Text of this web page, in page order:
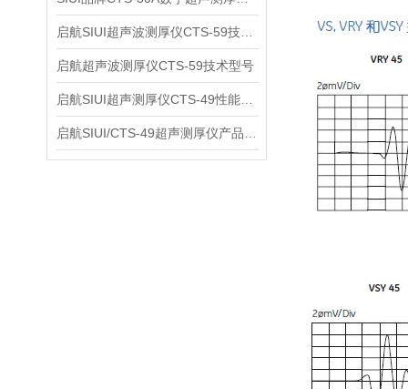
启航超声波测厚仪CTS-59技术型号